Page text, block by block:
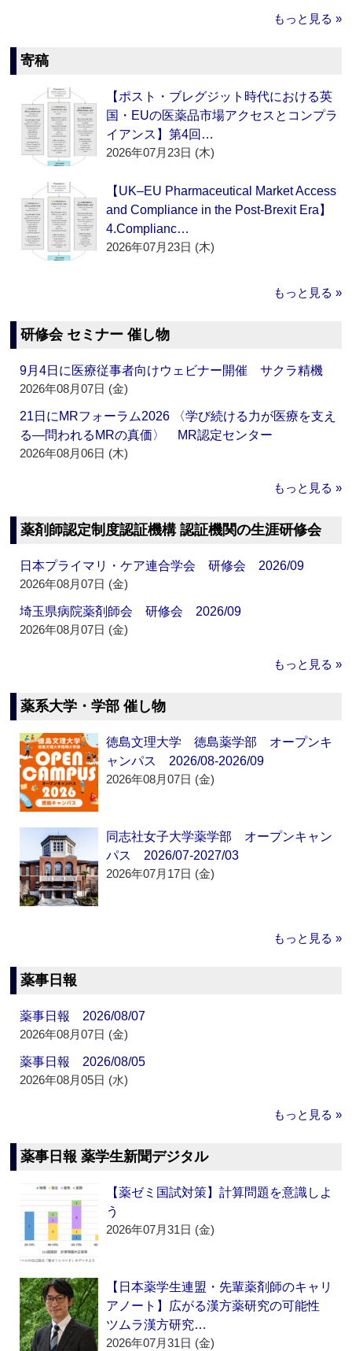
もっと見る »
寄稿
【ポスト・ブレグジット時代における英
国・EUの医薬品市場アクセスとコンプラ
イアンス】第4回…
2026年07月23日 (木)
【UK–EU Pharmaceutical Market Access
and Compliance in the Post-Brexit Era】
4.Complianc…
2026年07月23日 (木)
もっと見る »
研修会 セミナー 催し物
9月4日に医療従事者向けウェビナー開催 サクラ精機
2026年08月07日 (金)
21日にMRフォーラム2026 〈学び続ける力が医療を支え
る―問われるMRの真価〉 MR認定センター
2026年08月06日 (木)
もっと見る »
薬剤師認定制度認証機構 認証機関の生涯研修会
日本プライマリ・ケア連合学会 研修会 2026/09
2026年08月07日 (金)
埼玉県病院薬剤師会 研修会 2026/09
2026年08月07日 (金)
もっと見る »
薬系大学・学部 催し物
徳島文理大学 徳島薬学部 オープンキ
ャンパス 2026/08-2026/09
2026年08月07日 (金)
同志社女子大学薬学部 オープンキャン
パス 2026/07-2027/03
2026年07月17日 (金)
もっと見る »
薬事日報
薬事日報 2026/08/07
2026年08月07日 (金)
薬事日報 2026/08/05
2026年08月05日 (水)
もっと見る »
薬事日報 薬学生新聞デジタル
【薬ゼミ国試対策】計算問題を意識しよ
う
2026年07月31日 (金)
【日本薬学生連盟・先輩薬剤師のキャリ
アノート】広がる漢方薬研究の可能性
ツムラ漢方研究…
2026年07月31日 (金)